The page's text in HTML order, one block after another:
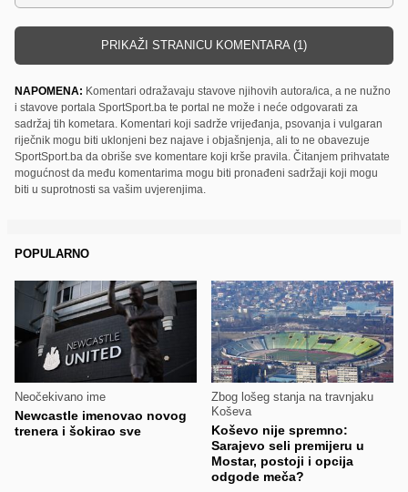
PRIKAŽI STRANICU KOMENTARA (1)
NAPOMENA: Komentari odražavaju stavove njihovih autora/ica, a ne nužno
i stavove portala SportSport.ba te portal ne može i neće odgovarati za
sadržaj tih kometara. Komentari koji sadrže vrijeđanja, psovanja i vulgaran
riječnik mogu biti uklonjeni bez najave i objašnjenja, ali to ne obavezuje
SportSport.ba da obriše sve komentare koji krše pravila. Čitanjem prihvatate
mogućnost da među komentarima mogu biti pronađeni sadržaji koji mogu
biti u suprotnosti sa vašim uvjerenjima.
POPULARNO
Neočekivano ime
Newcastle imenovao novog
trenera i šokirao sve
Zbog lošeg stanja na travnjaku
Koševa
Koševo nije spremno:
Sarajevo seli premijeru u
Mostar, postoji i opcija
odgode meča?